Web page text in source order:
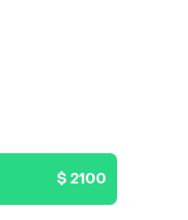
$ 2100